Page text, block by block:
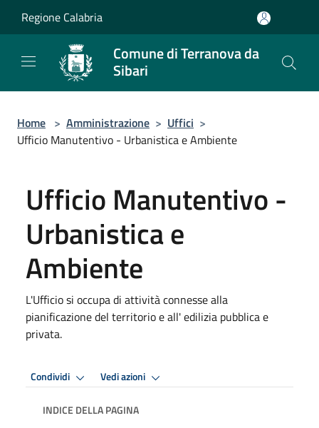
Regione Calabria
Comune di Terranova da
Sibari
Home > Amministrazione > Uffici >
Ufficio Manutentivo - Urbanistica e Ambiente
Ufficio Manutentivo -
Urbanistica e
Ambiente
L'Ufficio si occupa di attività connesse alla
pianificazione del territorio e all' edilizia pubblica e
privata.
Condividi Vedi azioni
INDICE DELLA PAGINA